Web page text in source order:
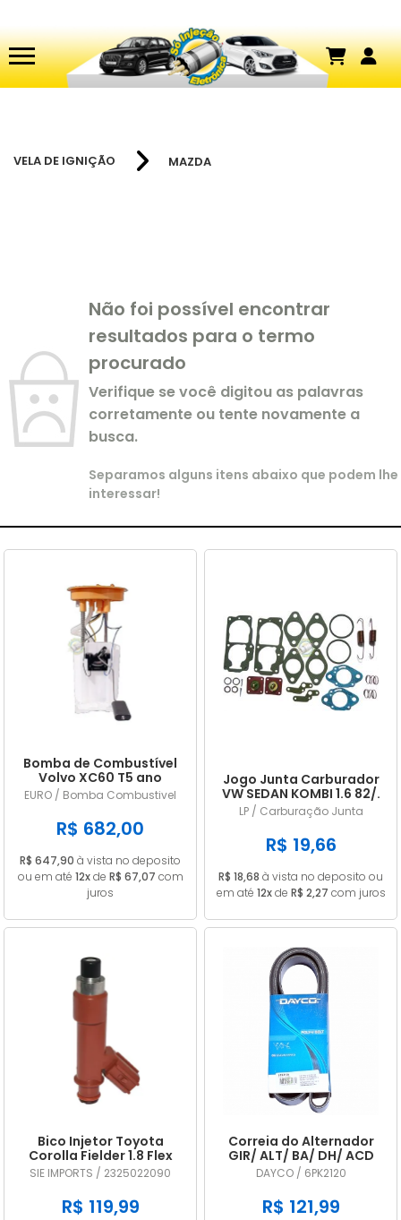
VELA DE IGNIÇÃO MAZDA
Não foi possível encontrar
resultados para o termo
procurado
Verifique se você digitou as palavras
corretamente ou tente novamente a
busca.
Separamos alguns itens abaixo que podem lhe
interessar!
Bomba de Combustível
Volvo XC60 T5 ano
2015/... em diante
A2C53325536
EURO / Bomba Combustivel
R$ 682,00
R$ 647,90 à vista no deposito
ou em até 12xde R$ 67,07 com
juros
Jogo Junta Carburador
VW SEDAN KOMBI 1.6 82/.
CARB 32 PDSIT ALCOOL
LP / Carburação Junta
R$ 19,66
R$ 18,68 à vista no deposito ou
em até 12xde R$ 2,27 com juros
Bico Injetor Toyota
Corolla Fielder 1.8 Flex
2009 2010 2011 2012 2013
2325022090
SIE IMPORTS / 2325022090
R$ 119,99
Correia do Alternador
GIR/ ALT/ BA/ DH/ ACD
DAYCO 6PK2120
DAYCO / 6PK2120
R$ 121,99